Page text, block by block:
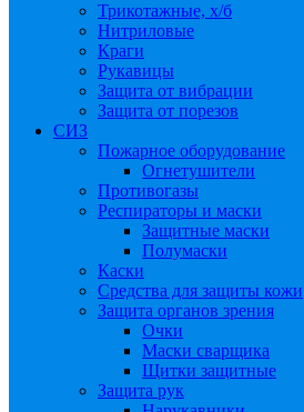
Трикотажные, х/б
Нитриловые
Краги
Рукавицы
Защита от вибрации
Защита от порезов
СИЗ
Пожарное оборудование
Огнетушители
Противогазы
Респираторы и маски
Защитные маски
Полумаски
Каски
Средства для защиты кожи
Защита органов зрения
Очки
Маски сварщика
Щитки защитные
Защита рук